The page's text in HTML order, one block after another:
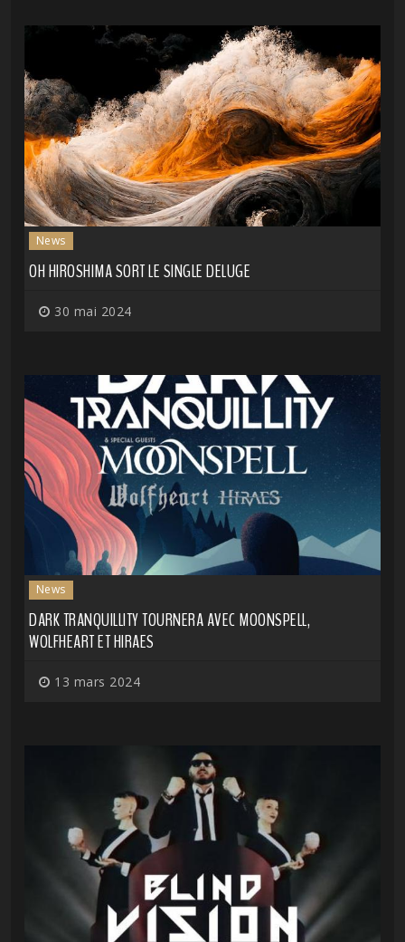
News
OH HIROSHIMA SORT LE SINGLE DELUGE
30 mai 2024
News
DARK TRANQUILLITY TOURNERA AVEC MOONSPELL,
WOLFHEART ET HIRAES
13 mars 2024